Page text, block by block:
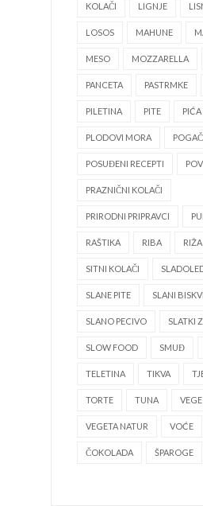
KOLAČI LIGNJE
LOSOS MAHUNE
MESO MOZZARELLA
PANCETA PASTRMKE
PILETINA PITE PIĆA
PLODOVI MORA
POSUĐENI RECEPTI
PRAZNIČNI KOLAČI
PRIRODNI PRIPRAVCI
RAŠTIKA RIBA RIŽA
SITNI KOLAČI
SLANE PITE SLANI
SLANO PECIVO SLATKI
SLOW FOOD SMUĐ
TELETINA TIKVA
TORTE TUNA VEGE
VEGETA NATUR VOĆE
ČOKOLADA ŠPAROGE